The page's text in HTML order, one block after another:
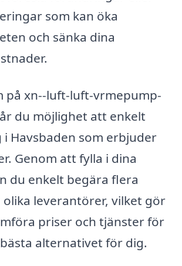
som kan öka
och sänka dina
på xn--luft-luft-vrmepump-
du möjlighet att enkelt
Havsbaden som erbjuder
Genom att fylla i dina
du enkelt begära flera
leverantörer, vilket gör
priser och tjänster för
alternativet för dig.